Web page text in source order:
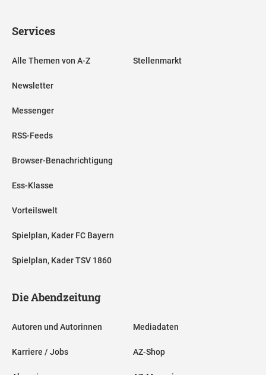
Services
Alle Themen von A-Z
Newsletter
Messenger
RSS-Feeds
Browser-Benachrichtigung
Ess-Klasse
Vorteilswelt
Spielplan, Kader FC Bayern
Spielplan, Kader TSV 1860
Stellenmarkt
Die Abendzeitung
Autoren und Autorinnen
Karriere / Jobs
Mediadaten
AZ-Shop